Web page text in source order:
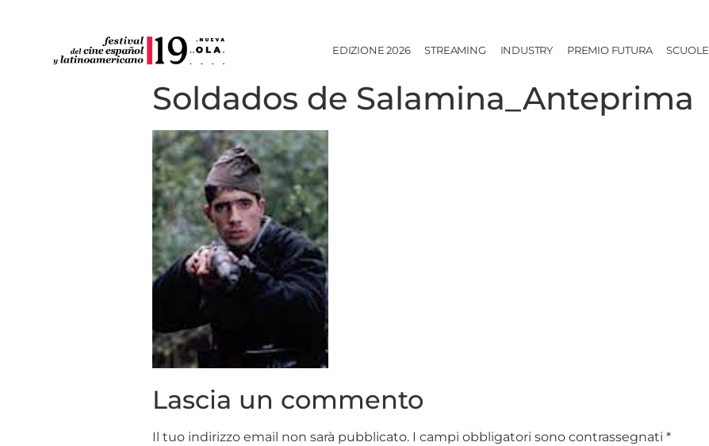
EDIZIONE 2026 STREAMING INDUSTRY PREMIO FUTURA SCUOLE
Soldados de Salamina_Anteprima
Lascia un commento
Il tuo indirizzo email non sarà pubblicato. I campi obbligatori sono contrassegnati *